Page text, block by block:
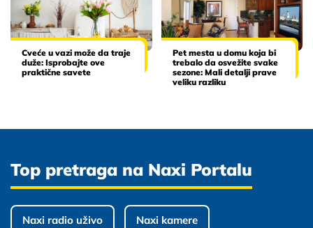
Cveće u vazi može da traje
duže: Isprobajte ove
praktične savete
Pet mesta u domu koja bi
trebalo da osvežite svake
sezone: Mali detalji prave
veliku razliku
Top pretraga na Naxi Portalu
Naxi radio uživo Naxi kamere